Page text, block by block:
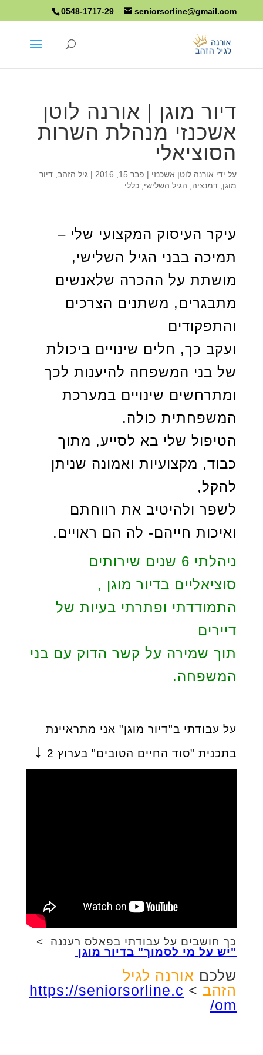
0548-1717-29 seniorsorline@gmail.com
דיור מוגן | אורנה לוטן
אשכנזי מנהלת השרות
הסוציאלי
על ידי אורנה לוטן אשכנזי | פבר 15, 2016 | גיל הזהב דיור
מוגן דמנציה הגיל השלישי כללי
עיקר העיסוק המקצועי שלי –
תמיכה בבני הגיל השלישי,
מושתת על ההכרה שלאנשים
מתבגרים, משתנים הצרכים
והתפקודים
ועקב כך, חלים שינויים ביכולת
של בני המשפחה להיענות לכך
ומתרחשים שינויים במערכת
המשפחתית כולה.
הטיפול שלי בא לסייע, מתוך
כבוד, מקצועיות ואמונה שניתן
להקל,
לשפר ולהיטיב את רווחתם
ואיכות חייהם- לה הם ראויים.
ניהלתי 6 שנים שירותים
סוציאליים בדיור מוגן ,
התמודדתי ופתרתי בעיות של
דיירים
תוך שמירה על קשר הדוק עם בני
המשפחה.
על עבודתי ב"דיור מוגן" אני מתראיינת
בתכנית "סוד החיים הטובים" בערוץ 2
↓
כך חושבים על עבודתי בפאלס רעננה >
"יש על מי לסמוך" בדיור מוגן
שלכם אורנה לגיל
הזהב >
https://seniorsorline.c
om/